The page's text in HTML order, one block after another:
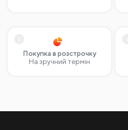
Покупка в розстрочку
На зручний термін